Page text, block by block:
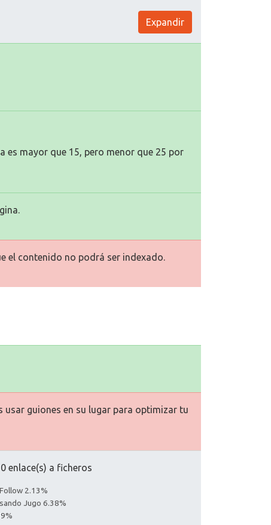
Expandir
es mayor que 15, pero menor que 25 por
el contenido no podrá ser indexado.
usar guiones en su lugar para optimizar tu
enlace(s) a ficheros
2.13%
Jugo 6.38%